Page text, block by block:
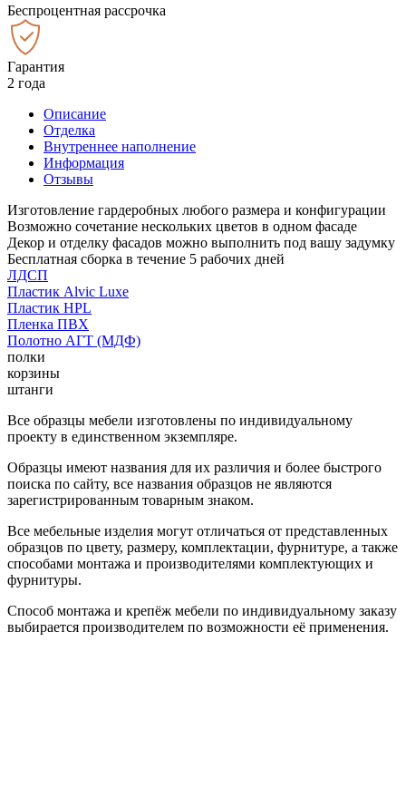
Беспроцентная рассрочка
Гарантия
2 года
Описание
Отделка
Внутреннее наполнение
Информация
Отзывы
Изготовление гардеробных любого размера и конфигурации
Возможно сочетание нескольких цветов в одном фасаде
Декор и отделку фасадов можно выполнить под вашу задумку
Бесплатная сборка в течение 5 рабочих дней
ЛДСП
Пластик Alvic Luxe
Пластик HPL
Пленка ПВХ
Полотно АГТ (МДФ)
полки
корзины
штанги
Все образцы мебели изготовлены по индивидуальному
проекту в единственном экземпляре.
Образцы имеют названия для их различия и более быстрого
поиска по сайту, все названия образцов не являются
зарегистрированным товарным знаком.
Все мебельные изделия могут отличаться от представленных
образцов по цвету, размеру, комплектации, фурнитуре, а также
способами монтажа и производителями комплектующих и
фурнитуры.
Способ монтажа и крепёж мебели по индивидуальному заказу
выбирается производителем по возможности её применения.